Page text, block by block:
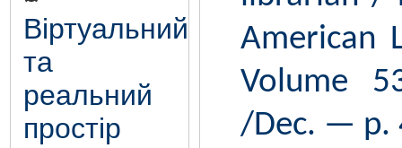
Віртуальний
та
реальний
простір
American
Volume
/Dec. — p.